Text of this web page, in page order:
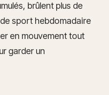
brûlent plus de
sport hebdomadaire
en mouvement tout
garder un